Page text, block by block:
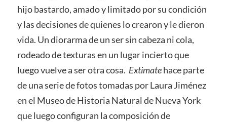
hijo bastardo, amado y limitado por su condición
y las decisiones de quienes lo crearon y le dieron
vida. Un diorarma de un ser sin cabeza ni cola,
rodeado de texturas en un lugar incierto que
luego vuelve a ser otra cosa. Extimatehace parte
de una serie de fotos tomadas por Laura Jiménez
en el Museo de Historia Natural de Nueva York
que luego configuran la composición de